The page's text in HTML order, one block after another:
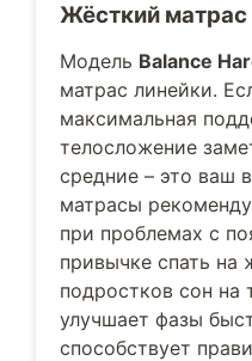
Жёсткий матрас
Модель Balance
матрас линейки.
максимальная
телосложение
средние – это ваш
матрасы
при проблемах с
привычке спать на
подростков сон на
улучшает фазы
способствует